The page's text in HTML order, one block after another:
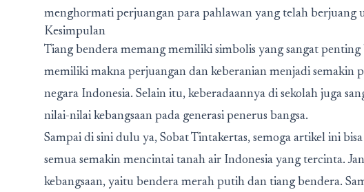
menghormati perjuangan para pahlawan yang telah berjuang
Kesimpulan
Tiang bendera memang memiliki simbolis yang sangat penting
memiliki makna perjuangan dan keberanian menjadi semakin
negara Indonesia. Selain itu, keberadaannya di sekolah juga
nilai-nilai kebangsaan pada generasi penerus bangsa.
Sampai di sini dulu ya, Sobat Tintakertas, semoga artikel ini
semua semakin mencintai tanah air Indonesia yang tercinta.
kebangsaan, yaitu bendera merah putih dan tiang bendera.